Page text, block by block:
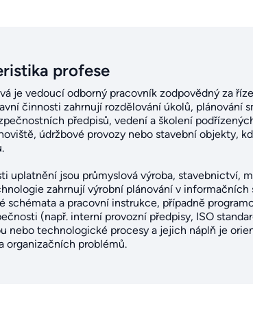
profese
je vedoucí odborný pracovník zodpovědný za
činnosti zahrnují rozdělování úkolů,
předpisů, vedení a školení
údržbové provozy nebo stavební objekty,
uplatnění jsou průmyslová výroba, stavebnictví,
zahrnují výrobní plánování v
schémata a pracovní instrukce, případně
(např. interní provozní předpisy, ISO
nebo technologické procesy a jejich náplň je
organizačních problémů.